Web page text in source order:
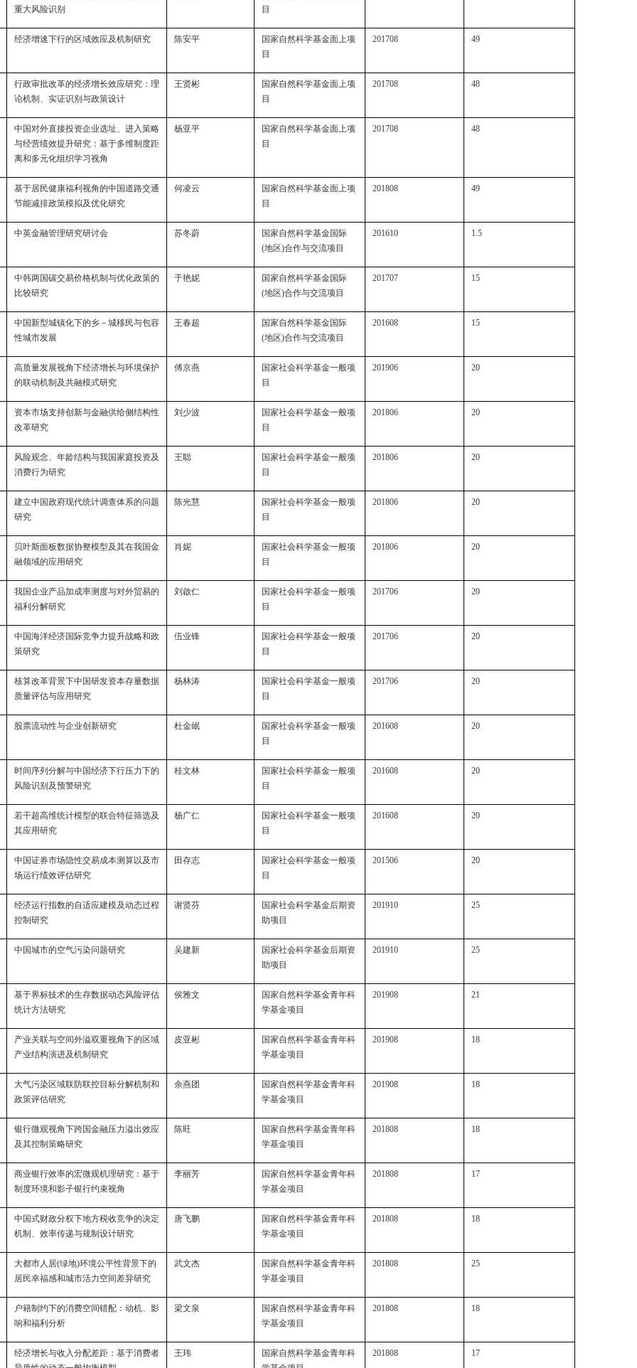
重大风险识别
目
经济增速下行的区域效应及机制研究 陈安平
国家自然科学基金面上项
目
201708 49
行政审批改革的经济增长效应研究：理
论机制、实证识别与政策设计
王贤彬
国家自然科学基金面上项
目
201708 48
中国对外直接投资企业选址、进入策略
与经营绩效提升研究：基于多维制度距
离和多元化组织学习视角
杨亚平
国家自然科学基金面上项
目
201708 48
基于居民健康福利视角的中国道路交通
节能减排政策模拟及优化研究
何凌云
国家自然科学基金面上项
目
201808 49
中英金融管理研究研讨会 苏冬蔚
国家自然科学基金国际
(地区)合作与交流项目
201610 1.5
中韩两国碳交易价格机制与优化政策的
比较研究
于艳妮
国家自然科学基金国际
(地区)合作与交流项目
201707 15
中国新型城镇化下的乡－城移民与包容
性城市发展
王春超
国家自然科学基金国际
(地区)合作与交流项目
201608 15
高质量发展视角下经济增长与环境保护
的联动机制及共融模式研究
傅京燕
国家社会科学基金一般项
目
201906 20
资本市场支持创新与金融供给侧结构性
改革研究
刘少波
国家社会科学基金一般项
目
201806 20
风险观念、年龄结构与我国家庭投资及
消费行为研究
王聪
国家社会科学基金一般项
目
201806 20
建立中国政府现代统计调查体系的问题
研究
陈光慧
国家社会科学基金一般项
目
201806 20
贝叶斯面板数据协整模型及其在我国金
融领域的应用研究
肖妮
国家社会科学基金一般项
目
201806 20
我国企业产品加成率测度与对外贸易的
福利分解研究
刘啟仁
国家社会科学基金一般项
目
201706 20
中国海洋经济国际竞争力提升战略和政
策研究
伍业锋
国家社会科学基金一般项
目
201706 20
核算改革背景下中国研发资本存量数据
质量评估与应用研究
杨林涛
国家社会科学基金一般项
目
201706 20
股票流动性与企业创新研究 杜金岷
国家社会科学基金一般项
目
201608 20
时间序列分解与中国经济下行压力下的
风险识别及预警研究
桂文林
国家社会科学基金一般项
目
201608 20
若干超高维统计模型的联合特征筛选及
其应用研究
杨广仁
国家社会科学基金一般项
目
201608 20
中国证券市场隐性交易成本测算以及市
场运行绩效评估研究
田存志
国家社会科学基金一般项
目
201506 20
经济运行指数的自适应建模及动态过程
控制研究
谢贤芬
国家社会科学基金后期资
助项目
201910 25
中国城市的空气污染问题研究 吴建新
国家社会科学基金后期资
助项目
201910 25
基于界标技术的生存数据动态风险评估
统计方法研究
侯雅文
国家自然科学基金青年科
学基金项目
201908 21
产业关联与空间外溢双重视角下的区域
产业结构演进及机制研究
皮亚彬
国家自然科学基金青年科
学基金项目
201908 18
大气污染区域联防联控目标分解机制和
政策评估研究
余燕团
国家自然科学基金青年科
学基金项目
201908 18
银行微观视角下跨国金融压力溢出效应
及其控制策略研究
陈旺
国家自然科学基金青年科
学基金项目
201808 18
商业银行效率的宏微观机理研究：基于
制度环境和影子银行约束视角
李丽芳
国家自然科学基金青年科
学基金项目
201808 17
中国式财政分权下地方税收竞争的决定
机制、效率传递与规制设计研究
唐飞鹏
国家自然科学基金青年科
学基金项目
201808 18
大都市人居(绿地)环境公平性背景下的
居民幸福感和城市活力空间差异研究
武文杰
国家自然科学基金青年科
学基金项目
201808 25
户籍制约下的消费空间错配：动机、影
响和福利分析
梁文泉
国家自然科学基金青年科
学基金项目
201808 18
经济增长与收入分配差距：基于消费者
王玮
国家自然科学基金青年科
201808 17